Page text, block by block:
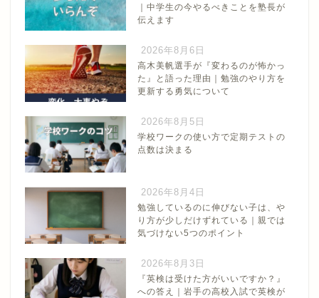
｜中学生の今やるべきことを塾長が
伝えます
2026年8月6日
高木美帆選手が『変わるのが怖かっ
た』と語った理由｜勉強のやり方を
更新する勇気について
2026年8月5日
学校ワークの使い方で定期テストの
点数は決まる
2026年8月4日
勉強しているのに伸びない子は、や
り方が少しだけずれている｜親では
気づけない5つのポイント
2026年8月3日
『英検は受けた方がいいですか？』
への答え｜岩手の高校入試で英検が